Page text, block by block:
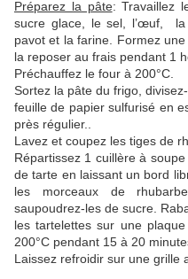
Préparez la pâte: Travaillez
sucre glace, le sel, l’œuf, la
pavot et la farine. Formez
la reposer au frais pendant 1
Préchauffez le four à 200°C.
Sortez la pâte du frigo,
feuille de papier sulfurisé en
près régulier..
Lavez et coupez les tiges de
Répartissez 1 cuillère à
de tarte en laissant un bord
les morceaux de
saupoudrez-les de sucre.
les tartelettes sur une
200°C pendant 15 à 20
Laissez refroidir sur une grille